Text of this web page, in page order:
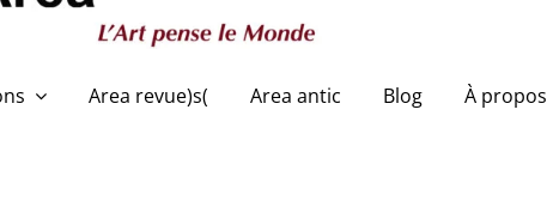
Area revue)s( Area antic Blog À propos